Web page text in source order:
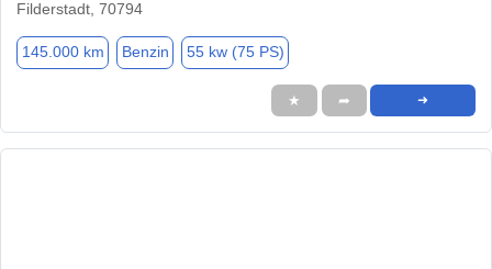
Filderstadt, 70794
145.000 km Benzin 55 kw (75 PS)
★ ➦ ➜